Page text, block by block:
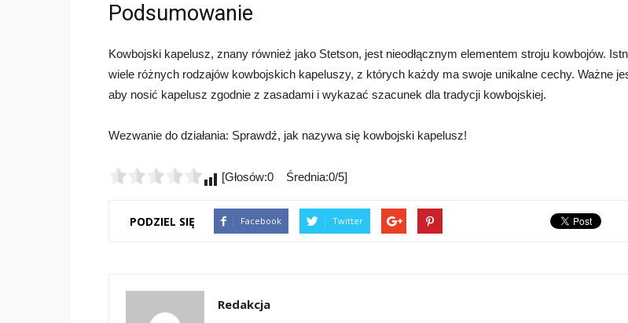
Podsumowanie
Kowbojski kapelusz, znany również jako Stetson, jest nieodłącznym elementem stroju kowbojów.
wiele różnych rodzajów kowbojskich kapeluszy, z których każdy ma swoje unikalne cechy. Ważne
aby nosić kapelusz zgodnie z zasadami i wykazać szacunek dla tradycji kowbojskiej.
Wezwanie do działania: Sprawdź, jak nazywa się kowbojski kapelusz!
[Głosów:0 Średnia:0/5]
PODZIEL SIĘ Facebook Twitter
Redakcja